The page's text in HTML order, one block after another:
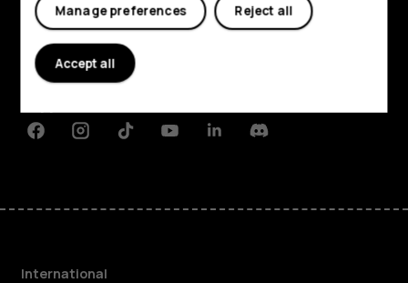
About
Planet and people
FacebookInstagramTiktokYoutubeLinkedinDiscord
International
Reject all
Manage preferences
Accept all